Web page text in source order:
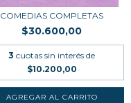
COMEDIAS COMPLETAS
$30.600,00
3 cuotas sin interés de
$10.200,00